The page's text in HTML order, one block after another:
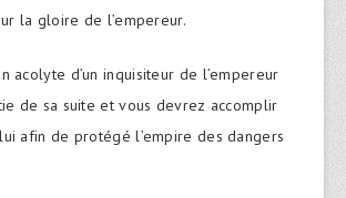
la gloire de l’empereur.
acolyte d’un inquisiteur de l’empereur
de sa suite et vous devrez accomplir
afin de protégé l’empire des dangers